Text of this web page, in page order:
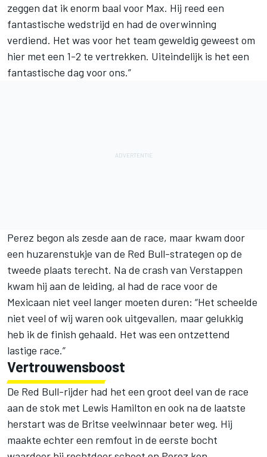
zeggen dat ik enorm baal voor Max. Hij reed een
fantastische wedstrijd en had de overwinning
verdiend. Het was voor het team geweldig geweest om
hier met een 1-2 te vertrekken. Uiteindelijk is het een
fantastische dag voor ons.”
Perez begon als zesde aan de race, maar kwam door
een huzarenstukje van de Red Bull-strategen op de
tweede plaats terecht. Na de crash van Verstappen
kwam hij aan de leiding, al had de race voor de
Mexicaan niet veel langer moeten duren: “Het scheelde
niet veel of wij waren ook uitgevallen, maar gelukkig
heb ik de finish gehaald. Het was een ontzettend
lastige race.”
Vertrouwensboost
De Red Bull-rijder had het een groot deel van de race
aan de stok met Lewis Hamilton en ook na de laatste
herstart was de Britse veelwinnaar beter weg. Hij
maakte echter een remfout in de eerste bocht